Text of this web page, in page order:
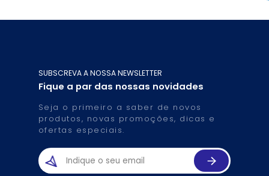
SUBSCREVA A NOSSA NEWSLETTER
Fique a par das nossas novidades
Seja o primeiro a saber de novos
produtos, novas promoções, dicas e
ofertas especiais.